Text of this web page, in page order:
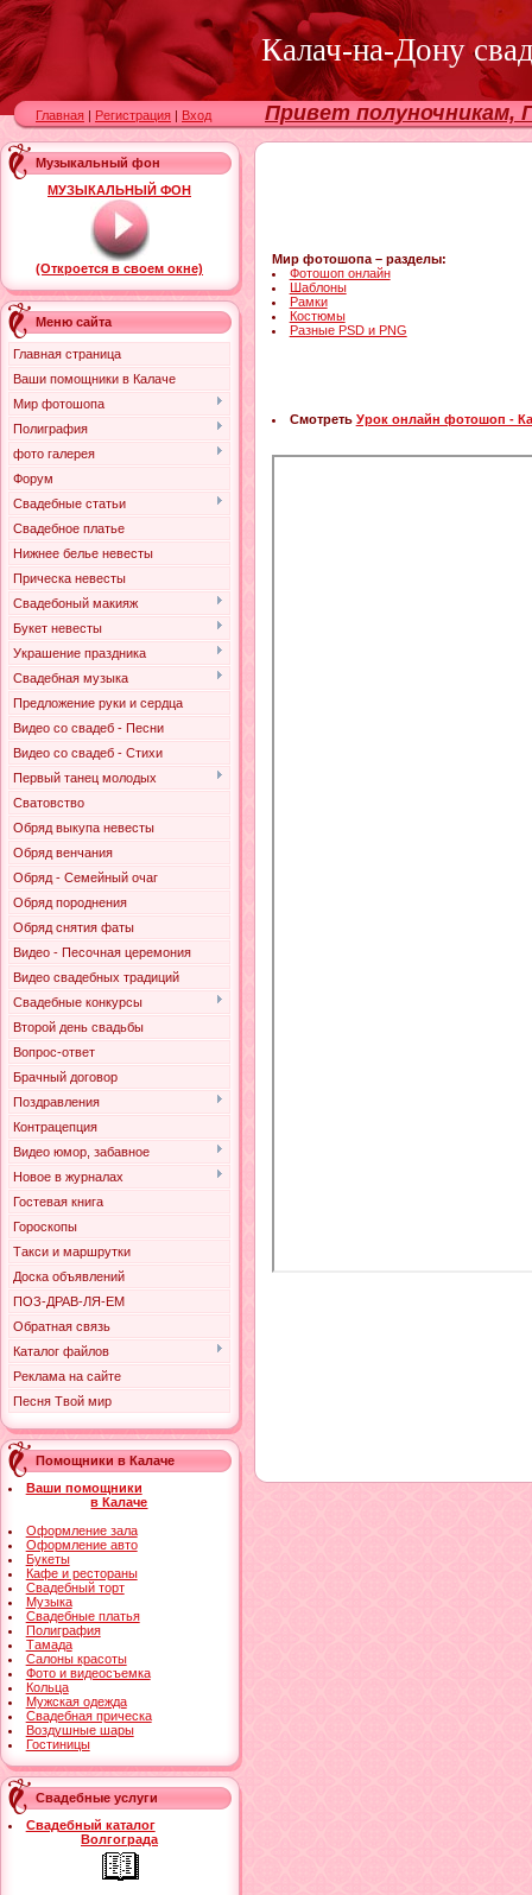
Калач-на-Дону
Главная | Регистрация | Вход Привет полуночникам,
Музыкальный фон
МУЗЫКАЛЬНЫЙ ФОН
(Откроется в своем окне)
Меню сайта
Главная страница
Ваши помощники в Калаче
Мир фотошопа
Полиграфия
фото галерея
Форум
Свадебные статьи
Свадебное платье
Нижнее белье невесты
Прическа невесты
Свадебоный макияж
Букет невесты
Украшение праздника
Свадебная музыка
Предложение руки и сердца
Видео со свадеб - Песни
Видео со свадеб - Стихи
Первый танец молодых
Сватовство
Обряд выкупа невесты
Обряд венчания
Обряд - Семейный очаг
Обряд породнения
Обряд снятия фаты
Видео - Песочная церемония
Видео свадебных традиций
Свадебные конкурсы
Второй день свадьбы
Вопрос-ответ
Брачный договор
Поздравления
Контрацепция
Видео юмор, забавное
Новое в журналах
Гостевая книга
Гороскопы
Такси и маршрутки
Доска объявлений
ПОЗ-ДРАВ-ЛЯ-ЕМ
Обратная связь
Каталог файлов
Реклама на сайте
Песня Твой мир
Помощники в Калаче
Ваши помощники
в Калаче
Оформление зала
Оформление авто
Букеты
Кафе и рестораны
Свадебный торт
Музыка
Свадебные платья
Полиграфия
Тамада
Салоны красоты
Фото и видеосъемка
Кольца
Мужская одежда
Свадебная прическа
Воздушные шары
Гостиницы
Свадебные услуги
Свадебный каталог
Волгограда
Мир фотошопа – разделы:
Фотошоп онлайн
Шаблоны
Рамки
Костюмы
Разные PSD и PNG
Смотреть Урок онлайн фотошоп -